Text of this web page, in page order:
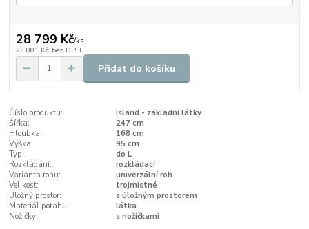
28 799 Kč/ks
23 801 Kč bez DPH
Přidat do košíku
Číslo produktu:
Island - základní látky
Šířka:
247 cm
Hloubka:
168 cm
Výška:
95 cm
Typ:
do L
Rozkládání:
rozkládací
Varianta rohu:
univerzální roh
Velikost:
trojmístné
Úložný prostor:
s úložným prostorem
Materiál potahu:
látka
Nožičky:
s nožičkami